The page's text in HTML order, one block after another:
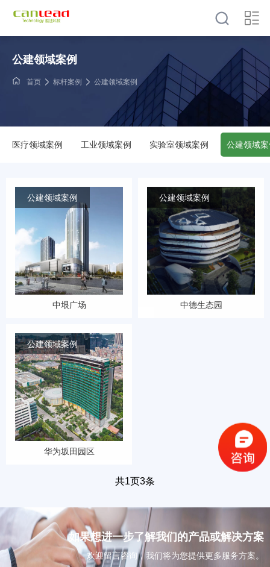
公建领域案例
首页 标杆案例 公建领域案例
医疗领域案例 工业领域案例 实验室领域案例 公建领域
公建领域案例
中垠广场
公建领域案例
中德生态园
公建领域案例
华为坂田园区
共1页3条
如果想进一步了解我们的产品或解决方案
欢迎留言咨询，我们将为您提供更多服务方案。